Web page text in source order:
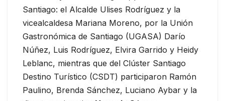
Santiago: el Alcalde Ulises Rodríguez y la
vicealcaldesa Mariana Moreno, por la Unión
Gastronómica de Santiago (UGASA) Darío
Núñez, Luis Rodríguez, Elvira Garrido y Heidy
Leblanc, mientras que del Clúster Santiago
Destino Turístico (CSDT) participaron Ramón
Paulino, Brenda Sánchez, Luciano Aybar y la